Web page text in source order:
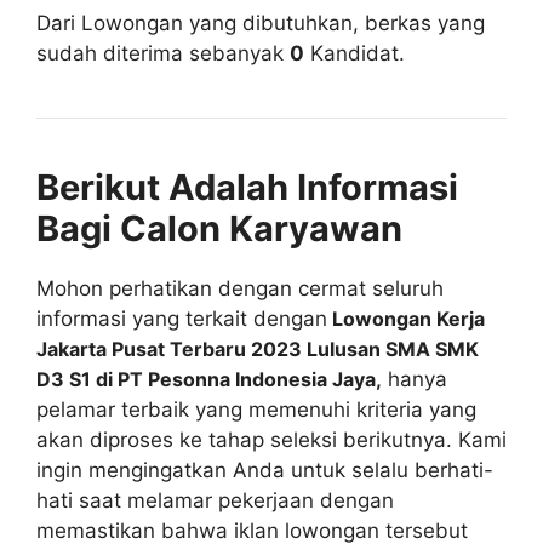
Dari Lowongan yang dibutuhkan, berkas yang
sudah diterima sebanyak 0 Kandidat.
Berikut Adalah Informasi
Bagi Calon Karyawan
Mohon perhatikan dengan cermat seluruh
informasi yang terkait dengan Lowongan Kerja
Jakarta Pusat Terbaru 2023 Lulusan SMA SMK
D3 S1 di PT Pesonna Indonesia Jaya, hanya
pelamar terbaik yang memenuhi kriteria yang
akan diproses ke tahap seleksi berikutnya. Kami
ingin mengingatkan Anda untuk selalu berhati-
hati saat melamar pekerjaan dengan
memastikan bahwa iklan lowongan tersebut